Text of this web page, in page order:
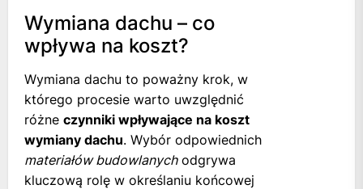
Wymiana dachu – co
wpływa na koszt?
Wymiana dachu to poważny krok, w
którego procesie warto uwzględnić
różne czynniki wpływające na koszt
wymiany dachu. Wybór odpowiednich
materiałów budowlanychodgrywa
kluczową rolę w określaniu końcowej